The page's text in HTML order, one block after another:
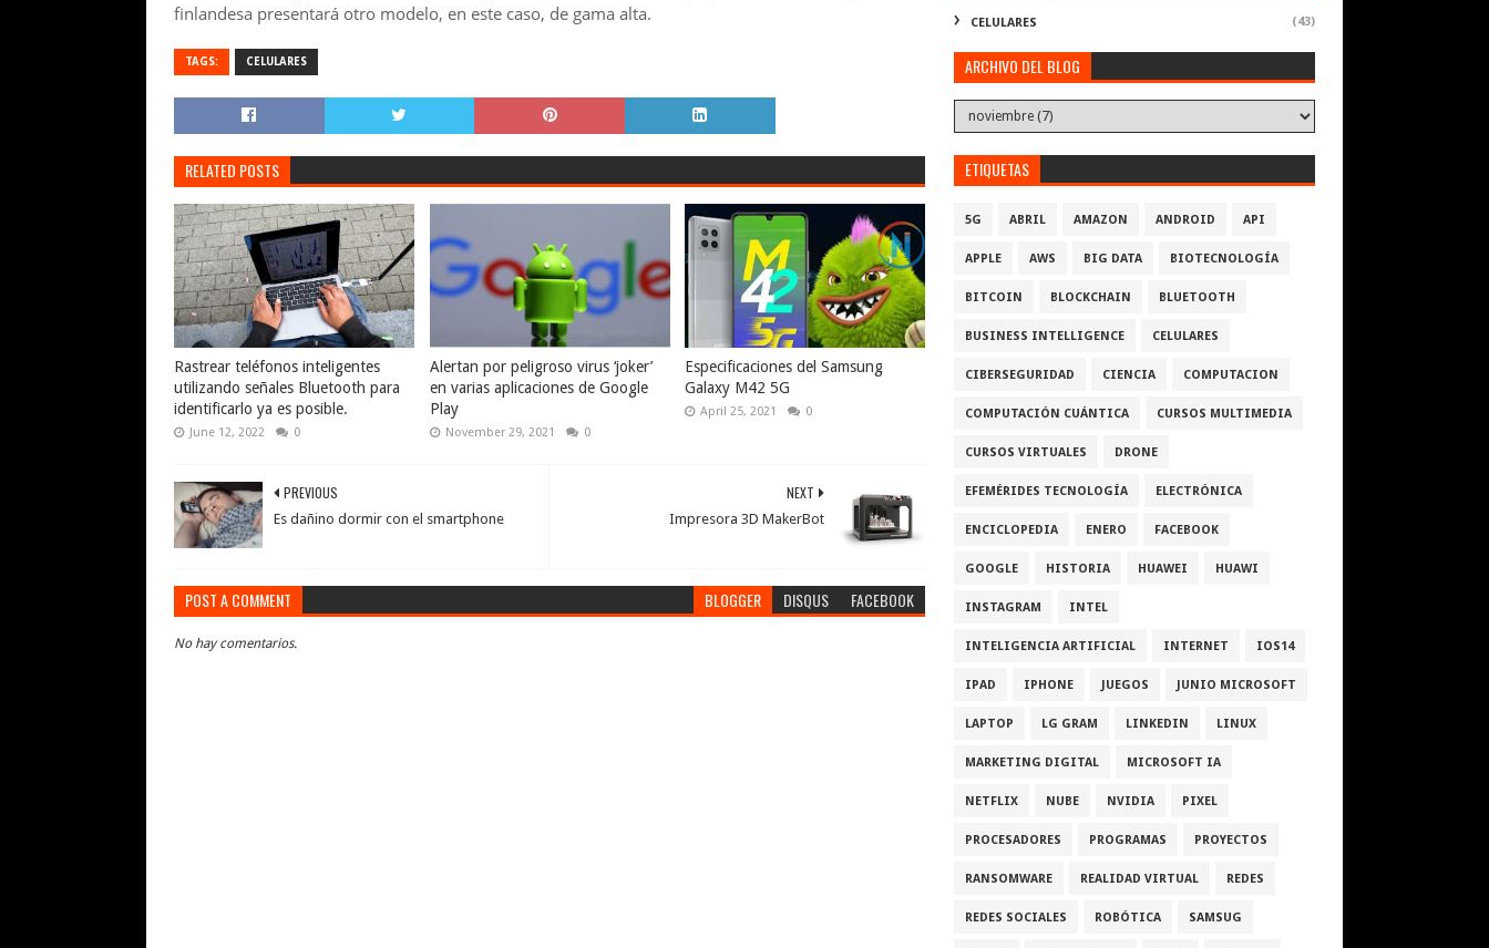
finlandesa presentará otro modelo, en este caso, de gama alta.
TAGS: CELULARES
RELATED POSTS
Rastrear teléfonos inteligentes
utilizando señales Bluetooth para
identificarlo ya es posible.
June 12, 2022 0
Alertan por peligroso virus ‘joker’
en varias aplicaciones de Google
Play
November 29, 2021 0
Especificaciones del Samsung
Galaxy M42 5G
April 25, 2021 0
NEXT
Impresora 3D MakerBot
PREVIOUS
Es dañino dormir con el smartphone
POST A COMMENT BLOGGER DISQUS FACEBOOK
No hay comentarios.
CELULARES (43)
ARCHIVO DEL BLOG
ETIQUETAS
5G ABRIL AMAZON ANDROID API
APPLE AWS BIG DATA BIOTECNOLOGÍA
BITCOIN BLOCKCHAIN BLUETOOTH
BUSINESS INTELLIGENCE CELULARES
CIBERSEGURIDAD CIENCIA COMPUTACION
COMPUTACIÓN CUÁNTICA CURSOS MULTIMEDIA
CURSOS VIRTUALES DRONE
EFEMÉRIDES TECNOLOGÍA ELECTRÓNICA
ENCICLOPEDIA ENERO FACEBOOK
GOOGLE HISTORIA HUAWEI HUAWI
INSTAGRAM INTEL
INTELIGENCIA ARTIFICIAL INTERNET IOS14
IPAD IPHONE JUEGOS JUNIO MICROSOFT
LAPTOP LG GRAM LINKEDIN LINUX
MARKETING DIGITAL MICROSOFT IA
NETFLIX NUBE NVIDIA PIXEL
PROCESADORES PROGRAMAS PROYECTOS
RANSOMWARE REALIDAD VIRTUAL REDES
REDES SOCIALES ROBÓTICA SAMSUG